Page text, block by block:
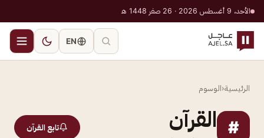
الأحد، 9 أغسطس 2026 · 26 صفر 1448 هـ
EN
الرئيسية‹الوسوم
# القرآن تابع القرآن